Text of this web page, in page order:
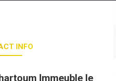
INFO
Immeuble le